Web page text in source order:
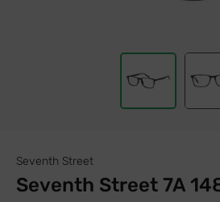
Seventh Street
Seventh Street 7A